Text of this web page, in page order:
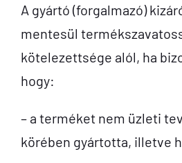
A gyártó (forgalmazó)
mentesül
kötelezettsége alól, ha
hogy:
– a terméket nem üzleti
körében gyártotta, illetve